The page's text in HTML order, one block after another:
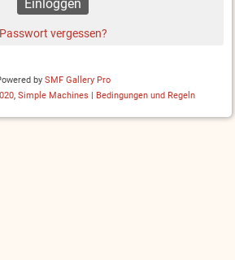
Passwort vergessen?
by SMF Gallery Pro
, Simple Machines Bedingungen und Regeln